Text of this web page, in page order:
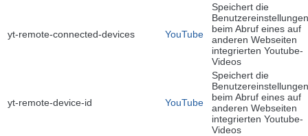
yt-remote-connected-devices YouTube
Speichert die
Benutzereinstellungen
beim Abruf eines auf
anderen Webseiten
integrierten Youtube-
Videos
yt-remote-device-id YouTube
Speichert die
Benutzereinstellungen
beim Abruf eines auf
anderen Webseiten
integrierten Youtube-
Videos